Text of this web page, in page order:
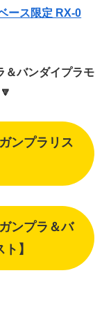
ース限定 RX-0
＆バンダイプラモ
ンプラリス
ンプラ＆バ
】